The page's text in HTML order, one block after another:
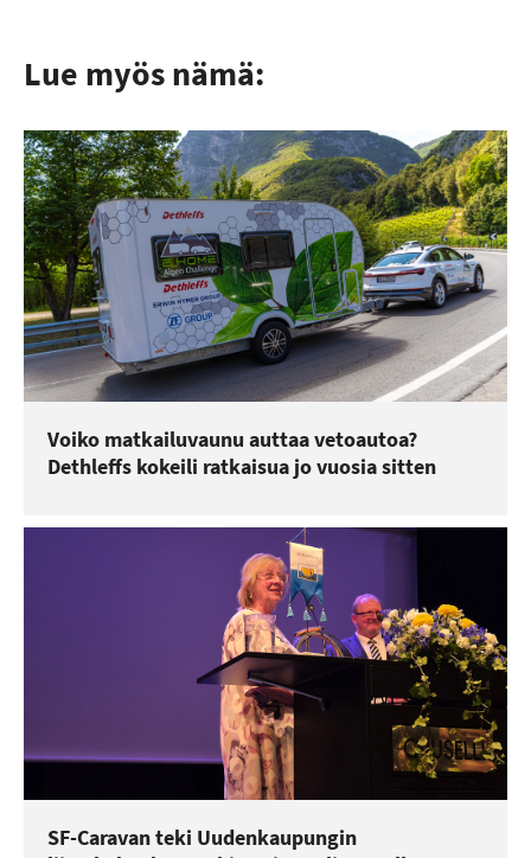
Lue myös nämä:
Voiko matkailuvaunu auttaa vetoautoa?
Dethleffs kokeili ratkaisua jo vuosia sitten
SF-Caravan teki Uudenkaupungin